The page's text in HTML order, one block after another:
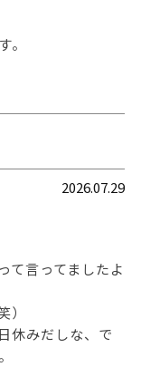
2026.07.29
て言ってましたよ
休みだしな、で